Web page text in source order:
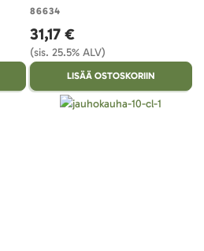
86634
31,17 €
(sis. 25.5% ALV)
LISÄÄ OSTOSKORIIN